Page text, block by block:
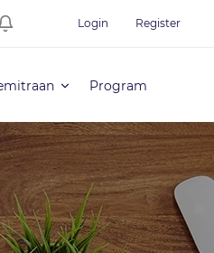
Login Register
Program